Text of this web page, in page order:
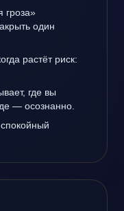
гроза»
один
растёт риск:
где вы
— осознанно.